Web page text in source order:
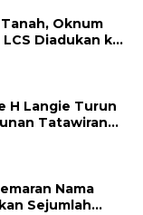
Oknum
Diadukan ke
H Langie Turun
Tatawiran
Nama
Sejumlah